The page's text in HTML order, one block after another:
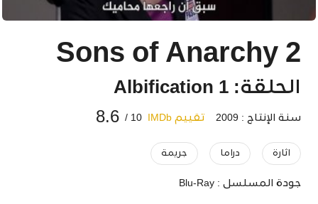
Sons of Anarchy 2
الحلقة: 1 Albification
سنة الإنتاج : 2009 تقييم IMDb 10 /
8.6
اثارة دراما جريمة
جودة المسلسل : Blu-Ray